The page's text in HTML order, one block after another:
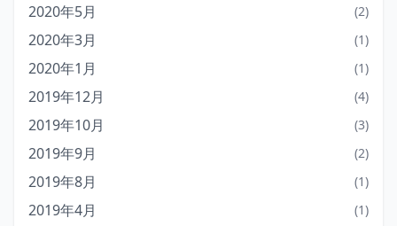
2020年5月 (2)
2020年3月 (1)
2020年1月 (1)
2019年12月 (4)
2019年10月 (3)
2019年9月 (2)
2019年8月 (1)
2019年4月 (1)